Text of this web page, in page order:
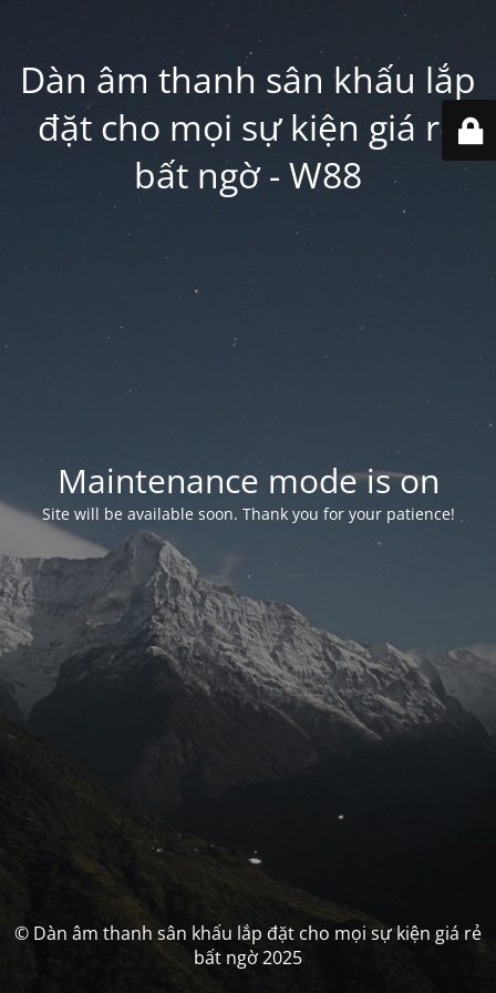
Dàn âm thanh sân khấu lắp
đặt cho mọi sự kiện giá rẻ
bất ngờ - W88
Maintenance mode is on
Site will be available soon. Thank you for your patience!
© Dàn âm thanh sân khấu lắp đặt cho mọi sự kiện giá rẻ
bất ngờ 2025